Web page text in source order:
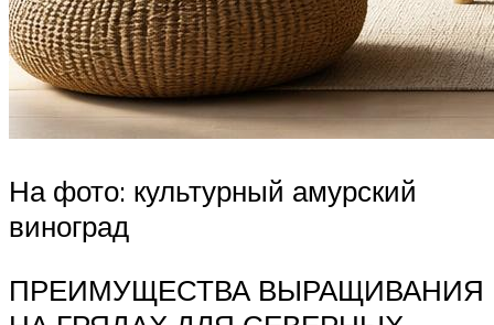
На фото: культурный амурский
виноград
ПРЕИМУЩЕСТВА ВЫРАЩИВАНИЯ